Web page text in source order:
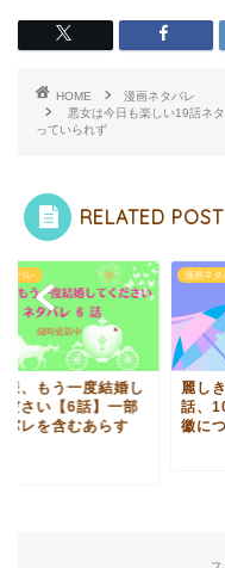
HOME
漫画ネタバレ
悪女は今日も楽しい19話ネ
っていられず
RELATED POST
タバレ
様、もう一度結婚し
ださい【6話】一部
バレを含むあらす
漫画ネタ
麗し
話、
徽に